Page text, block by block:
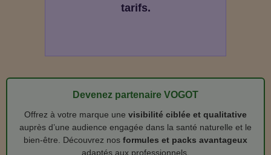
tarifs.
Devenez partenaire VOGOT
Offrez à votre marque une visibilité ciblée et qualitative
auprès d’une audience engagée dans la santé naturelle et le
bien‑être. Découvrez nos formules et packs avantageux
adaptés aux professionnels.